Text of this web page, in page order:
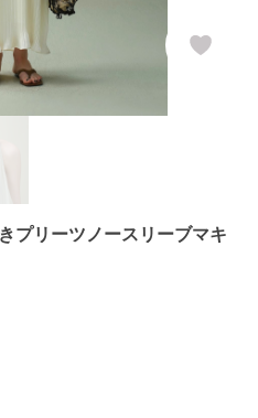
プリーツノースリーブマキ